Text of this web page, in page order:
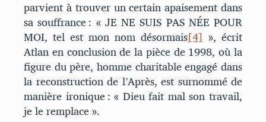
parvient à trouver un certain apaisement dans
sa souffrance : « JE NE SUIS PAS NÉE POUR
MOI, tel est mon nom désormais[4] », écrit
Atlan en conclusion de la pièce de 1998, où la
figure du père, homme charitable engagé dans
la reconstruction de l’Après, est surnommé de
manière ironique : « Dieu fait mal son travail,
je le remplace ».